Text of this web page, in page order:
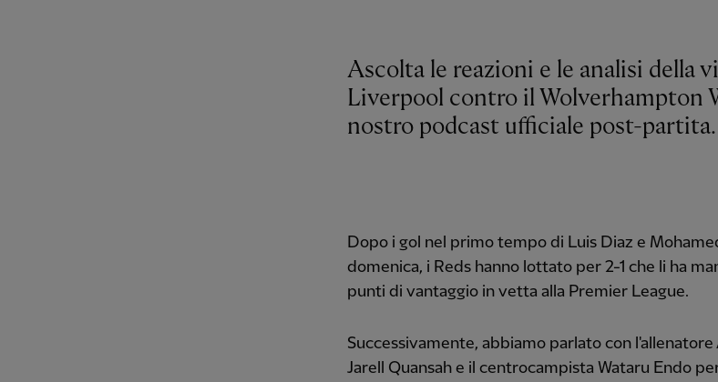
Ascolta le reazioni e le analisi della
Liverpool contro il Wolverhampton
nostro podcast ufficiale post-partita.
Dopo i gol nel primo tempo di Luis Diaz e
domenica, i Reds hanno lottato per 2-1 che li ha
punti di vantaggio in vetta alla Premier League.
Successivamente, abbiamo parlato con
Jarell Quansah e il centrocampista Wataru Endo